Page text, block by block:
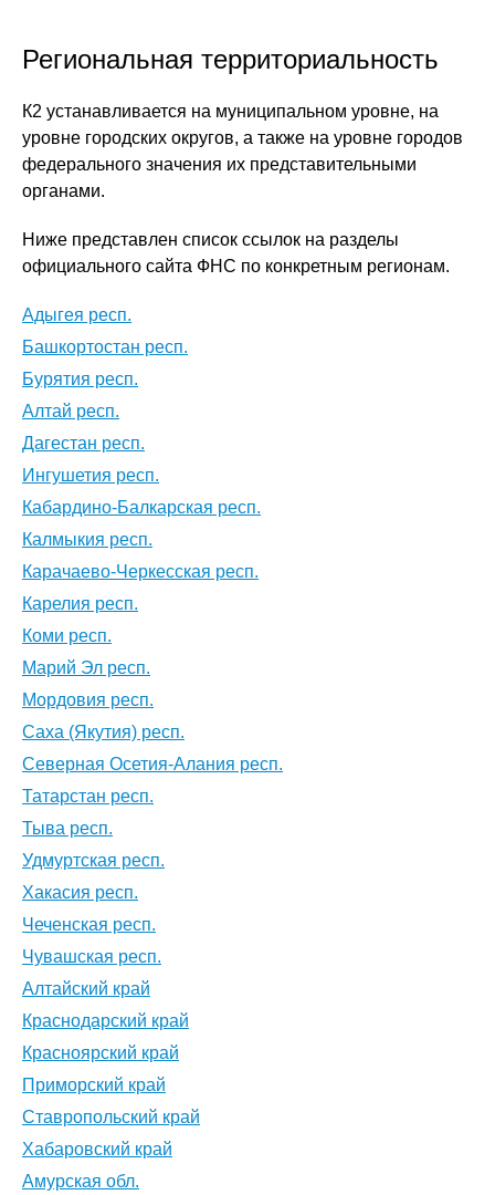
Региональная территориальность
К2 устанавливается на муниципальном уровне, на
уровне городских округов, а также на уровне городов
федерального значения их представительными
органами.
Ниже представлен список ссылок на разделы
официального сайта ФНС по конкретным регионам.
Адыгея респ.
Башкортостан респ.
Бурятия респ.
Алтай респ.
Дагестан респ.
Ингушетия респ.
Кабардино-Балкарская респ.
Калмыкия респ.
Карачаево-Черкесская респ.
Карелия респ.
Коми респ.
Марий Эл респ.
Мордовия респ.
Саха (Якутия) респ.
Северная Осетия-Алания респ.
Татарстан респ.
Тыва респ.
Удмуртская респ.
Хакасия респ.
Чеченская респ.
Чувашская респ.
Алтайский край
Краснодарский край
Красноярский край
Приморский край
Ставропольский край
Хабаровский край
Амурская обл.